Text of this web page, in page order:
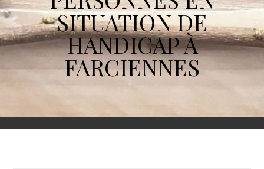
SITUATION DE
HANDICAP À
FARCIENNES